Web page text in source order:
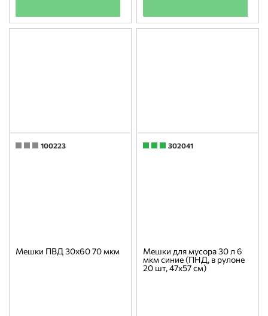
100223
Мешки ПВД 30x60 70 мкм
302041
Мешки для мусора 30 л 6
мкм синие (ПНД, в рулоне
20 шт, 47х57 см)